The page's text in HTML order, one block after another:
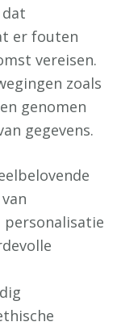
er fouten
vereisen.
zoals
genomen
gegevens.